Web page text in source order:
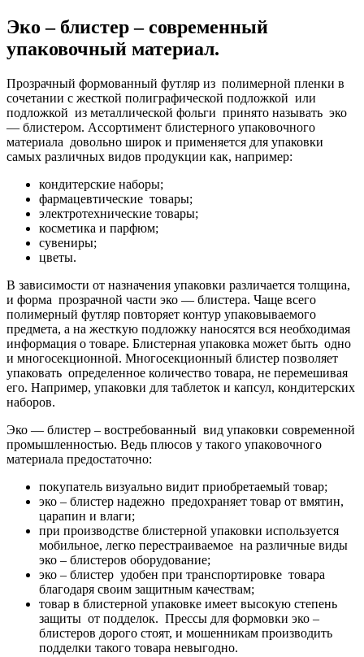
Эко – блистер – современный
упаковочный материал.
Прозрачный формованный футляр из полимерной пленки в
сочетании с жесткой полиграфической подложкой или
подложкой из металлической фольги принято называть эко
— блистером. Ассортимент блистерного упаковочного
материала довольно широк и применяется для упаковки
самых различных видов продукции как, например:
кондитерские наборы;
фармацевтические товары;
электротехнические товары;
косметика и парфюм;
сувениры;
цветы.
В зависимости от назначения упаковки различается толщина,
и форма прозрачной части эко — блистера. Чаще всего
полимерный футляр повторяет контур упаковываемого
предмета, а на жесткую подложку наносятся вся необходимая
информация о товаре. Блистерная упаковка может быть одно
и многосекционной. Многосекционный блистер позволяет
упаковать определенное количество товара, не перемешивая
его. Например, упаковки для таблеток и капсул, кондитерских
наборов.
Эко — блистер – востребованный вид упаковки современной
промышленностью. Ведь плюсов у такого упаковочного
материала предостаточно:
покупатель визуально видит приобретаемый товар;
эко – блистер надежно предохраняет товар от вмятин,
царапин и влаги;
при производстве блистерной упаковки используется
мобильное, легко перестраиваемое на различные виды
эко – блистеров оборудование;
эко – блистер удобен при транспортировке товара
благодаря своим защитным качествам;
товар в блистерной упаковке имеет высокую степень
защиты от подделок. Прессы для формовки эко –
блистеров дорого стоят, и мошенникам производить
подделки такого товара невыгодно.